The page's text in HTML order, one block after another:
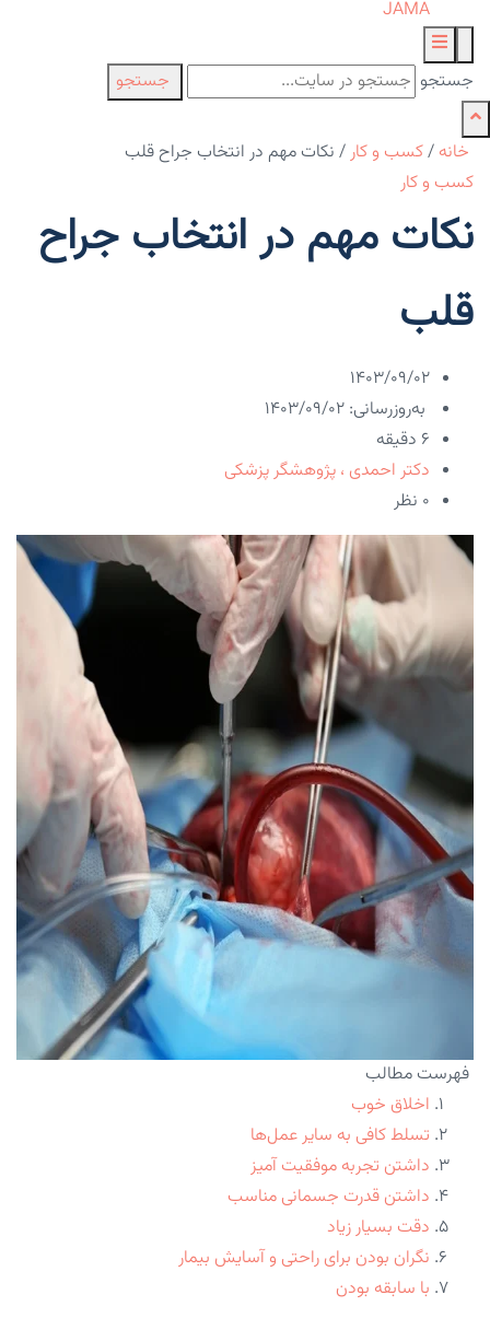
JAMA
جستجو جستجو
خانه /کسب و کار/ نکات مهم در انتخاب جراح قلب
کسب و کار
نکات مهم در انتخاب جراح
قلب
۱۴۰۳/۰۹/۰۲
به‌روزرسانی: ۱۴۰۳/۰۹/۰۲
6 دقیقه
دکتر احمدی ، پژوهشگر پزشکی
۰ نظر
فهرست مطالب
اخلاق خوب
تسلط کافی به سایر عمل‌ها
داشتن تجربه موفقیت آمیز
داشتن قدرت جسمانی مناسب
دقت بسیار زیاد
نگران بودن برای راحتی و آسایش بیمار
با سابقه بودن